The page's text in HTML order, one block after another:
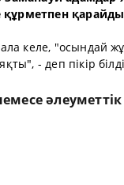
келе, "осындай
- деп пікір
әлеуметтік